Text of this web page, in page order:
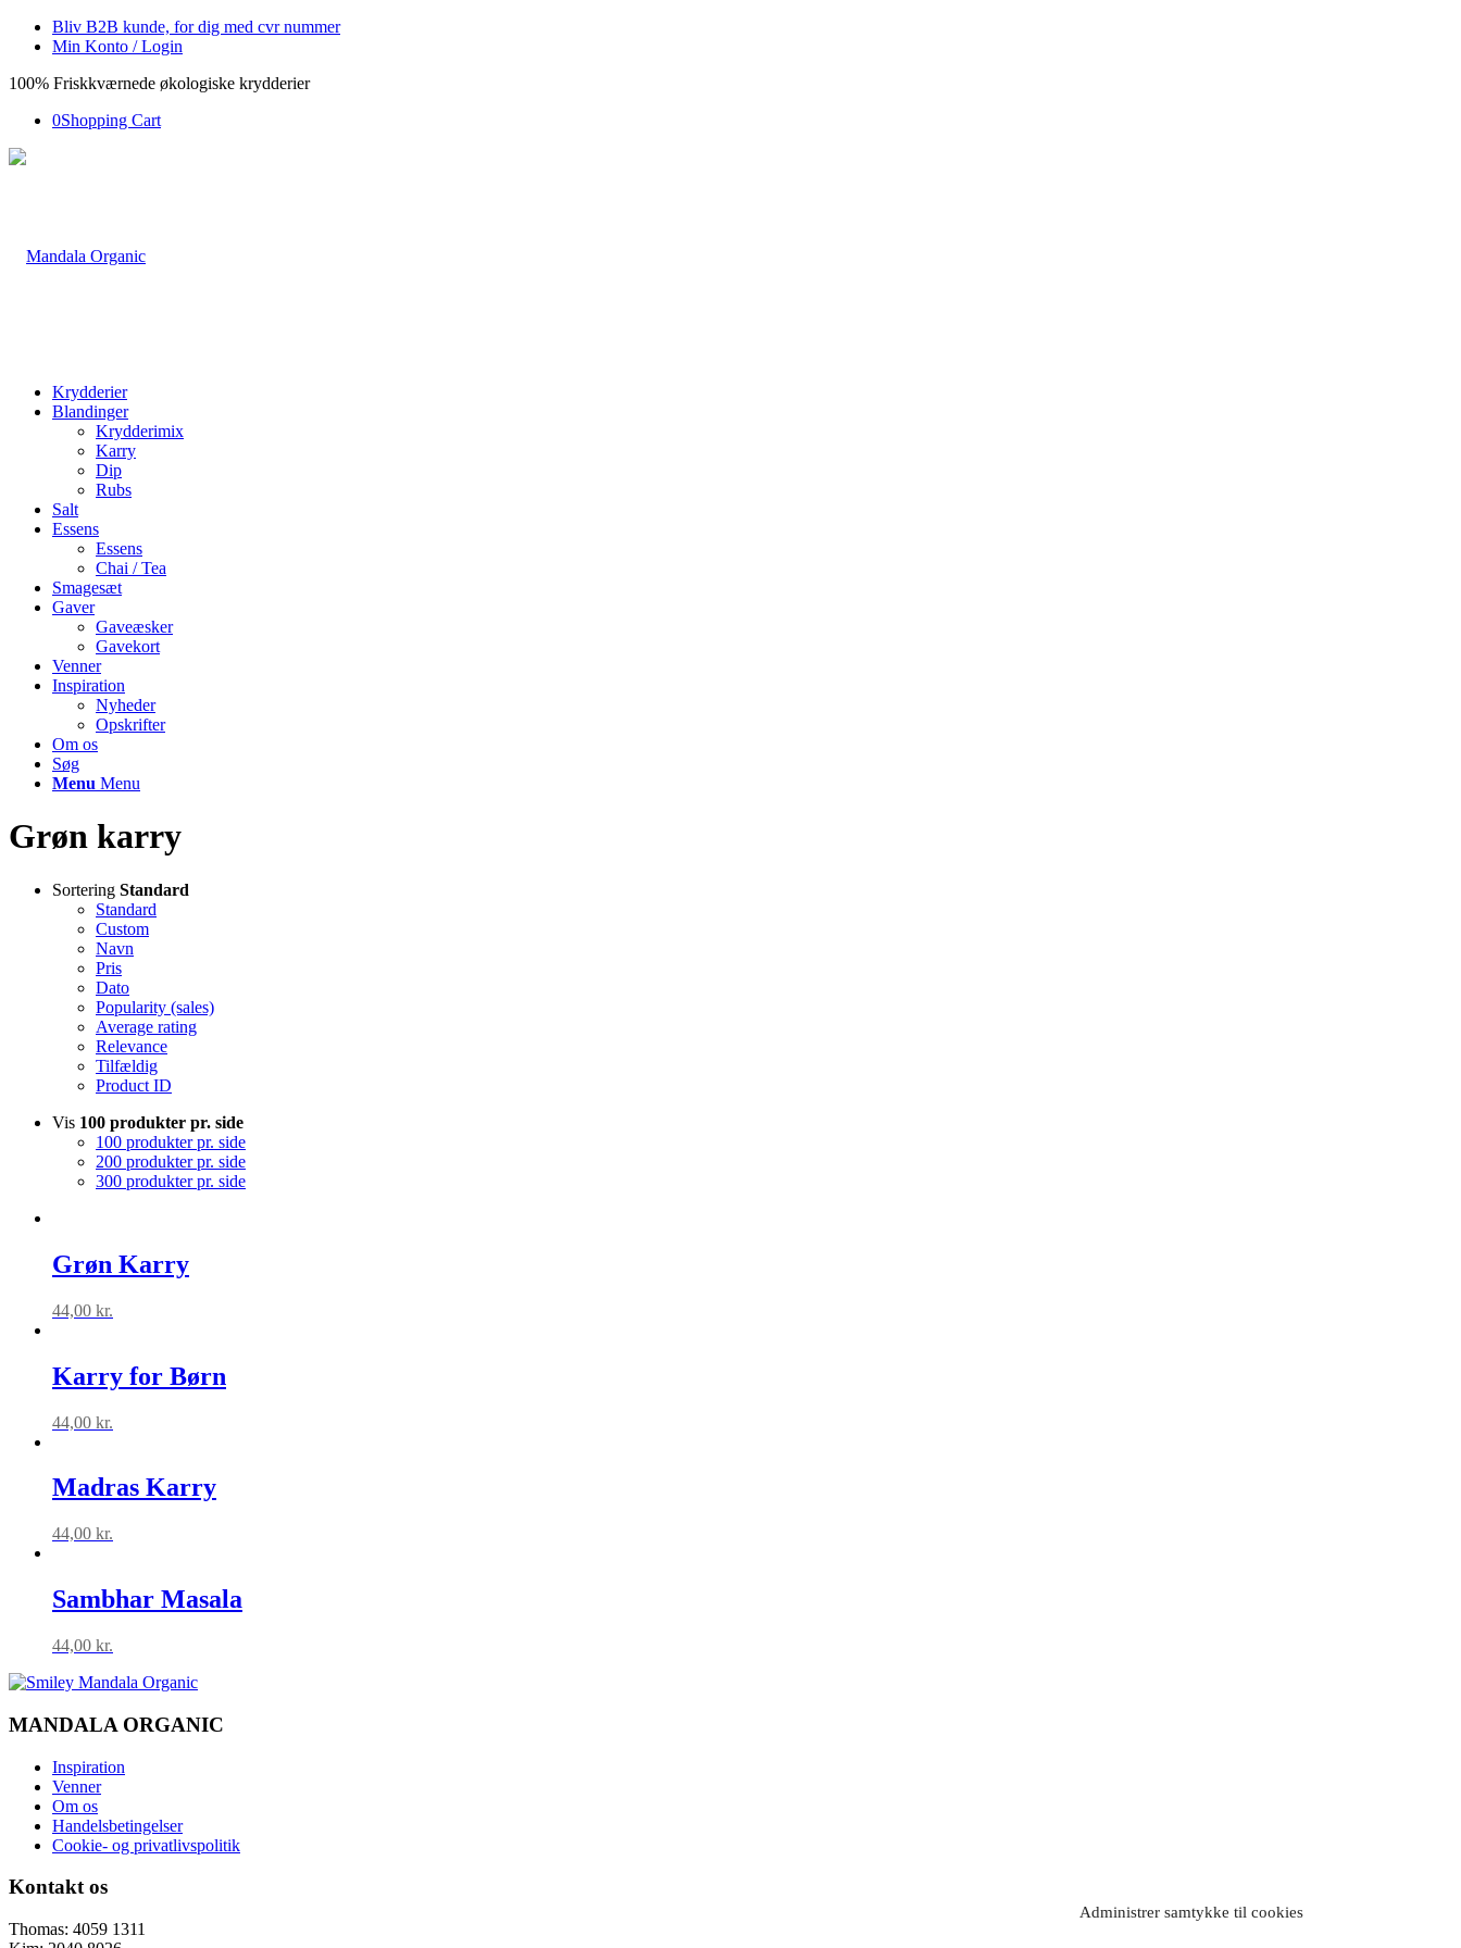
Administrer samtykke til cookies
Bliv B2B kunde, for dig med cvr nummer
Min Konto / Login
100% Friskkværnede økologiske krydderier
0Shopping Cart
Krydderier
Blandinger
Krydderimix
Karry
Dip
Rubs
Salt
Essens
Essens
Chai / Tea
Smagesæt
Gaver
Gaveæsker
Gavekort
Venner
Inspiration
Nyheder
Opskrifter
Om os
Søg
Menu Menu
Grøn karry
Sortering Standard
Standard
Custom
Navn
Pris
Dato
Popularity (sales)
Average rating
Relevance
Tilfældig
Product ID
Vis 100 produkter pr. side
100 produkter pr. side
200 produkter pr. side
300 produkter pr. side
Grøn Karry
44,00 kr.
Karry for Børn
44,00 kr.
Madras Karry
44,00 kr.
Sambhar Masala
44,00 kr.
MANDALA ORGANIC
Inspiration
Venner
Om os
Handelsbetingelser
Cookie- og privatlivspolitik
Kontakt os
Thomas: 4059 1311